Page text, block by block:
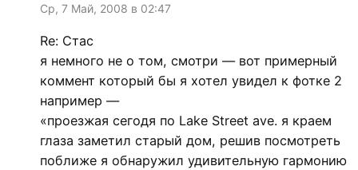
Ср, 7 Май, 2008 в 02:47
Re: Стас
я немного не о том, смотри — вот примерный
коммент который бы я хотел увидел к фотке 2
например —
«проезжая сегодя по Lake Street ave. я краем
глаза заметил старый дом, решив посмотреть
поближе я обнаружил удивительную гармонию